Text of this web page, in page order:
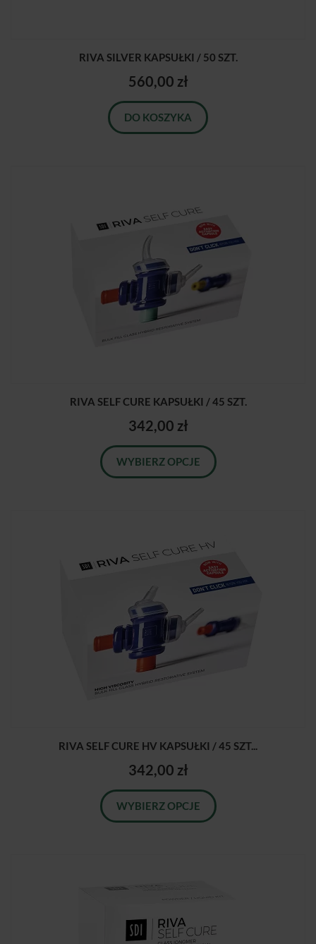
RIVA SILVER KAPSUŁKI / 50 SZT.
560,00 zł
DO KOSZYKA
RIVA SELF CURE KAPSUŁKI / 45 SZT.
342,00 zł
WYBIERZ OPCJE
RIVA SELF CURE HV KAPSUŁKI / 45 SZT...
342,00 zł
WYBIERZ OPCJE